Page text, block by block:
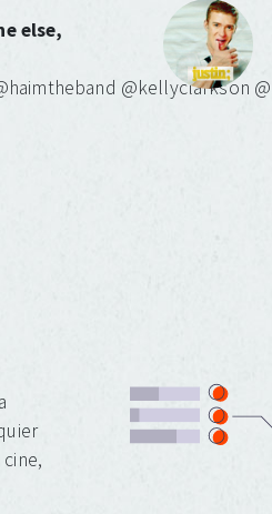
else,
@kellyclarkson